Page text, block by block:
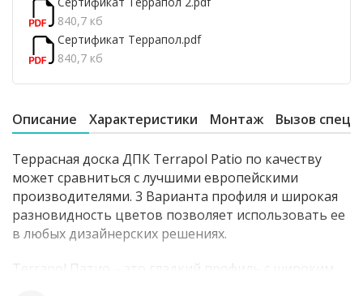
840,7 кб
Сертификат Террапол.pdf
840,7 кб
Описание Характеристики Монтаж Вызов
Террасная доска ДПК Terrapol Patio по качеству
может сравниться с лучшими европейскими
производителями. 3 Варианта профиля и широкая
разновидность цветов позволяет использовать ее
в любых дизайнерских решениях.
Terrapol Патио – это гладкий профиль с широким